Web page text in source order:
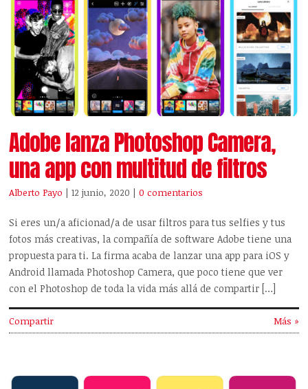
Adobe lanza Photoshop Camera,
una app con multitud de filtros
Alberto Payo | 12 junio, 2020 |0 comentarios
Si eres un/a aficionad/a de usar filtros para tus selfies y tus
fotos más creativas, la compañía de software Adobe tiene una
propuesta para ti. La firma acaba de lanzar una app para iOS y
Android llamada Photoshop Camera, que poco tiene que ver
con el Photoshop de toda la vida más allá de compartir […]
Compartir Más »